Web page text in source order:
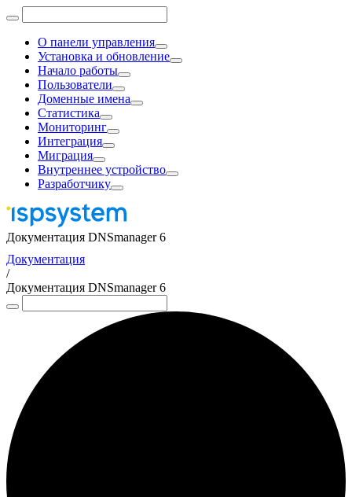
О панели управления
Установка и обновление
Начало работы
Пользователи
Доменные имена
Статистика
Мониторинг
Интеграция
Миграция
Внутреннее устройство
Разработчику
Документация DNSmanager 6
Документация
/
Документация DNSmanager 6